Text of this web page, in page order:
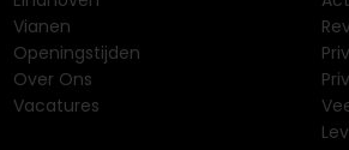
Vianen
Openingstijden
Over Ons
Vacatures